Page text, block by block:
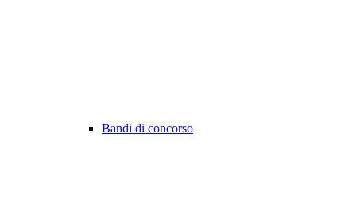
Bandi di concorso